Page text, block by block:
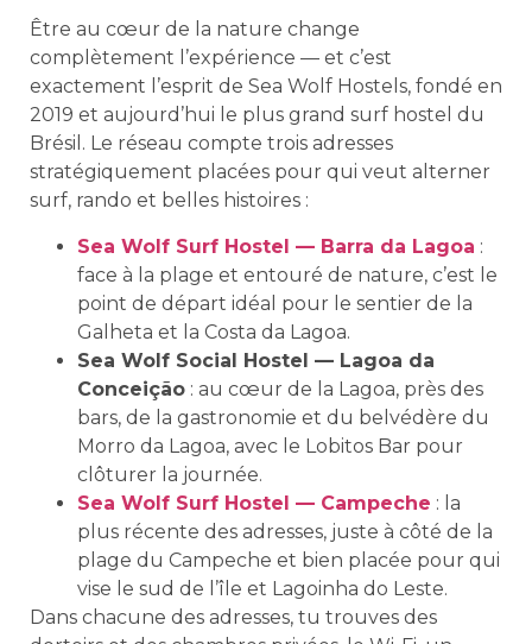
Être au cœur de la nature change
complètement l’expérience — et c’est
exactement l’esprit de Sea Wolf Hostels, fondé en
2019 et aujourd’hui le plus grand surf hostel du
Brésil. Le réseau compte trois adresses
stratégiquement placées pour qui veut alterner
surf, rando et belles histoires :
Sea Wolf Surf Hostel — Barra da Lagoa :
face à la plage et entouré de nature, c’est le
point de départ idéal pour le sentier de la
Galheta et la Costa da Lagoa.
Sea Wolf Social Hostel — Lagoa da
Conceição : au cœur de la Lagoa, près des
bars, de la gastronomie et du belvédère du
Morro da Lagoa, avec le Lobitos Bar pour
clôturer la journée.
Sea Wolf Surf Hostel — Campeche : la
plus récente des adresses, juste à côté de la
plage du Campeche et bien placée pour qui
vise le sud de l’île et Lagoinha do Leste.
Dans chacune des adresses, tu trouves des